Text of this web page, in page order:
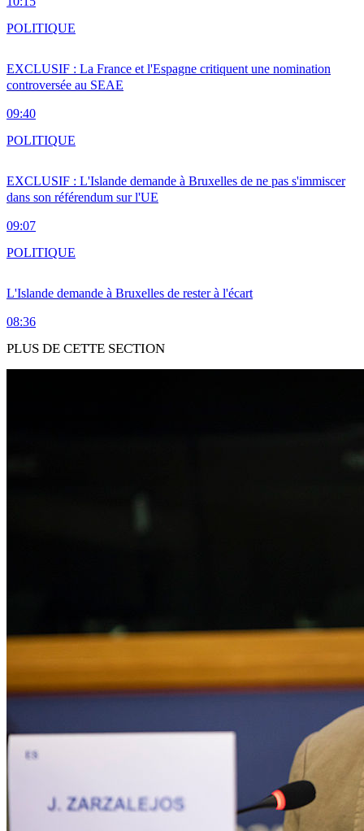
EXCLUSIF : La France et l'Espagne critiquent une nomination
controversée au SEAE
09:40
POLITIQUE
EXCLUSIF : L'Islande demande à Bruxelles de ne pas s'immiscer
dans son référendum sur l'UE
09:07
POLITIQUE
L'Islande demande à Bruxelles de rester à l'écart
08:36
POLITIQUE
PLUS DE CETTE SECTION